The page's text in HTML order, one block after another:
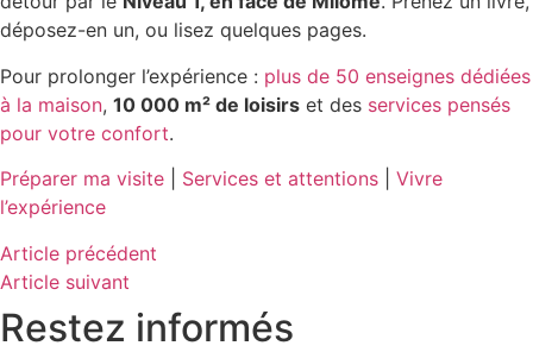
déposez-en un, ou lisez quelques pages.
Pour prolonger l’expérience : plus de 50 enseignes dédiées
à la maison, 10 000 m² de loisirs et des services pensés
pour votre confort.
Préparer ma visite
Services et attentions
Vivre
l’expérience
Article précédent
Article suivant
Restez informés